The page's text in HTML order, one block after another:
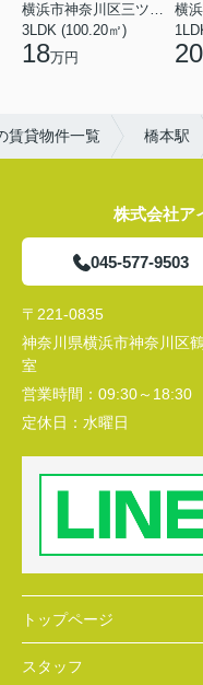
横浜市神奈川区三ツ沢上町
3LDK (100.20㎡)
18万円
横
賃貸物件一覧 橋本駅
株式会社
045-577-9503
〒221-0835
神奈川県横浜市神奈川区
室
営業時間： 09:30～18:30
定休日： 水曜日
トップページ
スタッフ